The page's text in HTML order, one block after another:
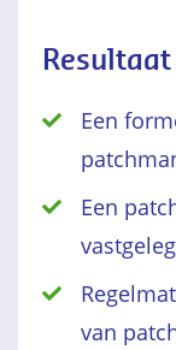
Een
Een
van